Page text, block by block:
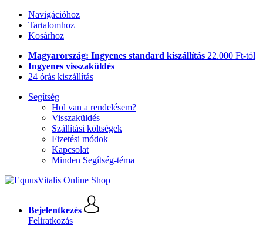
Navigációhoz
Tartalomhoz
Kosárhoz
Magyarország: Ingyenes standard kiszállítás 22.000 Ft-tól
Ingyenes visszaküldés
24 órás kiszállítás
Segítség
Hol van a rendelésem?
Visszaküldés
Szállítási költségek
Fizetési módok
Kapcsolat
Minden Segítség-téma
Bejelentkezés
Feliratkozás